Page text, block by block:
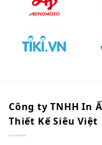
Công ty TNHH In
Thiết Kế Siêu Việt